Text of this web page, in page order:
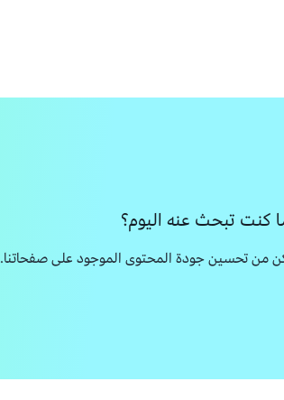
تبحث عنه اليوم؟
من تحسين جودة المحتوى الموجود على صفحاتنا.